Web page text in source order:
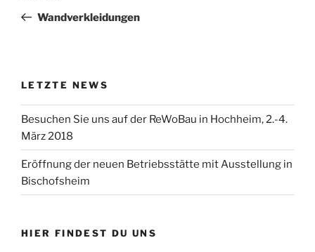
Beitrag
Wandverkleidungen
LETZTE NEWS
Besuchen Sie uns auf der ReWoBau in Hochheim, 2.-4.
März 2018
Eröffnung der neuen Betriebsstätte mit Ausstellung in
Bischofsheim
HIER FINDEST DU UNS